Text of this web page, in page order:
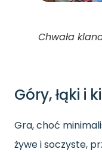
Chwała
Góry, łąki i
Gra, choć
żywe i soczyste,